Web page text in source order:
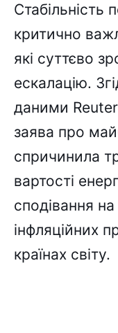
Стабільність
критично
які суттєво
ескалацію.
даними
заява про
спричинила
вартості
сподівання
інфляційних
країнах світу.